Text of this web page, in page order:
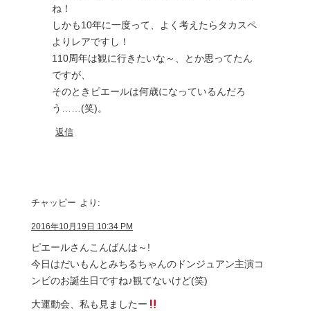
ね！
しかも10年に一度って、よく考えたらタカスペ
よりレアですし！
110周年は観に行きたいな～、とか思ってたん
ですが、
そのときピエールは何歳になっているんだろ
う……(笑)。
返信
チャッピー より:
2016年10月19日 10:34 PM
ピエールさんこんばんは～!
今日はだいもんとみちるちゃんのドンジュアン主演コ
ンビのお誕生日ですね♪観てないけど(笑)
大運動会、私も見ましたー